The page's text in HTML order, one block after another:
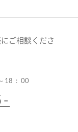
ご相談くださ
18：00